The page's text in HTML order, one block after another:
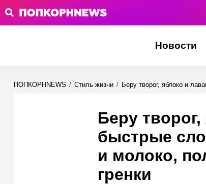
Новости
ПОПКОРНNEWS / Стиль жизни / Беру творог, яблоко и
Беру
быстрые
и молоко,
гренки